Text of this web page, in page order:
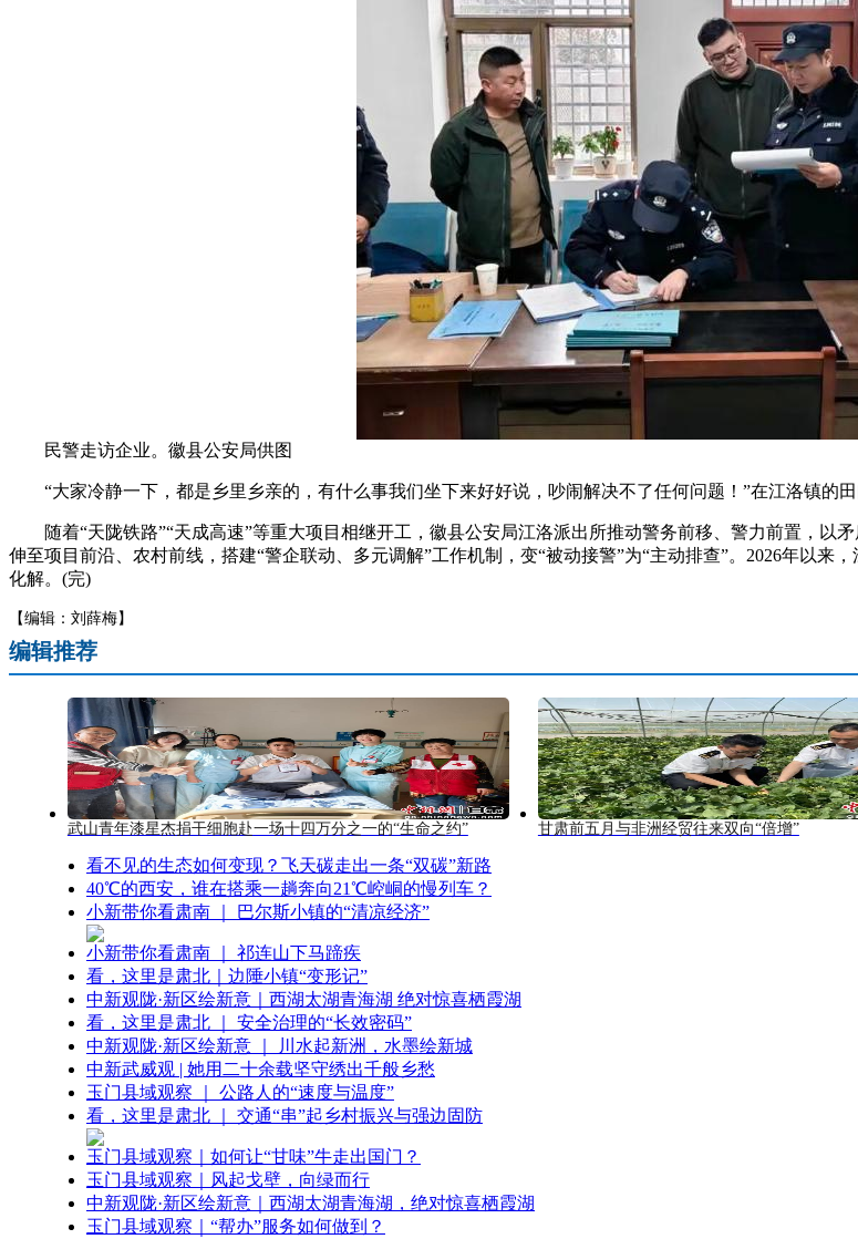
民警走访企业。徽县公安局供图
“大家冷静一下，都是乡里乡亲的，有什么事我们坐下来好好说，吵闹解决不了任何问题！”在江洛镇的田
随着“天陇铁路”“天成高速”等重大项目相继开工，徽县公安局江洛派出所推动警务前移、警力前置，以矛
伸至项目前沿、农村前线，搭建“警企联动、多元调解”工作机制，变“被动接警”为“主动排查”。2026年以来
化解。(完)
【编辑：刘薛梅】
编辑推荐
武山青年漆星杰捐干细胞赴一场十四万分之一的“生命之约” 甘肃前五月与非洲经贸往来双向“倍增”
看不见的生态如何变现？飞天碳走出一条“双碳”新路
40℃的西安，谁在搭乘一趟奔向21℃崆峒的慢列车？
小新带你看肃南 ｜ 巴尔斯小镇的“清凉经济”
小新带你看肃南 ｜ 祁连山下马蹄疾
看，这里是肃北｜边陲小镇“变形记”
中新观陇·新区绘新意｜西湖太湖青海湖 绝对惊喜栖霞湖
看，这里是肃北 ｜ 安全治理的“长效密码”
中新观陇·新区绘新意 ｜ 川水起新洲，水墨绘新城
中新武威观 | 她用二十余载坚守绣出千般乡愁
玉门县域观察 ｜ 公路人的“速度与温度”
看，这里是肃北 ｜ 交通“串”起乡村振兴与强边固防
玉门县域观察｜如何让“甘味”牛走出国门？
玉门县域观察｜风起戈壁，向绿而行
中新观陇·新区绘新意｜西湖太湖青海湖，绝对惊喜栖霞湖
玉门县域观察｜“帮办”服务如何做到？